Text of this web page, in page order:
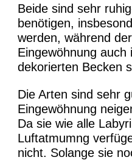
Beide sind sehr
benötigen,
werden, während
Eingewöhnung
dekorierten Becken
Die Arten sind sehr
Eingewöhnung
Da sie wie alle
Luftatmumng
nicht. Solange sie